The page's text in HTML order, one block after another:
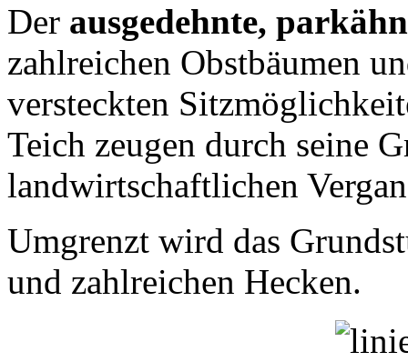
Der ausgedehnte,
zahlreichen Obstbäumen
versteckten
Teich zeugen durch seine
landwirtschaftlichen
Umgrenzt wird das
und zahlreichen Hecken.